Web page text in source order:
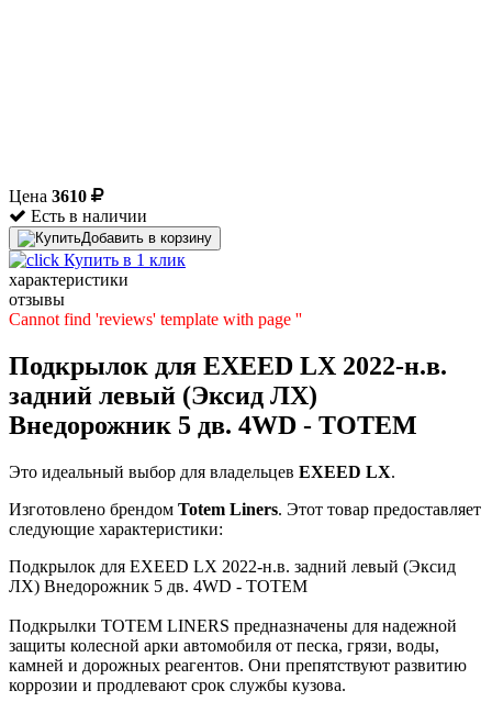
Цена 3610
Есть в наличии
Добавить в корзину
Купить в 1 клик
характеристики
отзывы
Cannot find 'reviews' template with page ''
Подкрылок для EXEED LX 2022-н.в.
задний левый (Эксид ЛХ)
Внедорожник 5 дв. 4WD - TOTEM
Это идеальный выбор для владельцев EXEED LX.
Изготовлено брендом Totem Liners. Этот товар предоставляет
следующие характеристики:
Подкрылок для EXEED LX 2022-н.в. задний левый (Эксид
ЛХ) Внедорожник 5 дв. 4WD - TOTEM
Подкрылки TOTEM LINERS предназначены для надежной
защиты колесной арки автомобиля от песка, грязи, воды,
камней и дорожных реагентов. Они препятствуют развитию
коррозии и продлевают срок службы кузова.